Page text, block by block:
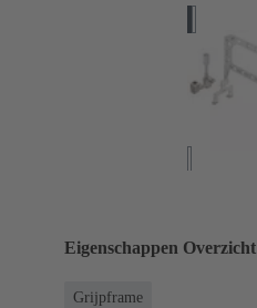
Eigenschappen Overzicht
Grijpframe